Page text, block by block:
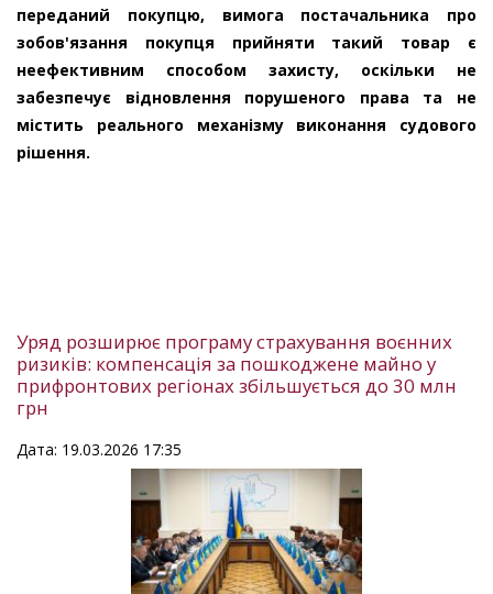
переданий покупцю, вимога постачальника про
зобов'язання покупця прийняти такий товар є
неефективним способом захисту, оскільки не
забезпечує відновлення порушеного права та не
містить реального механізму виконання судового
рішення.
Уряд розширює програму страхування воєнних
ризиків: компенсація за пошкоджене майно у
прифронтових регіонах збільшується до 30 млн
грн
Дата: 19.03.2026 17:35